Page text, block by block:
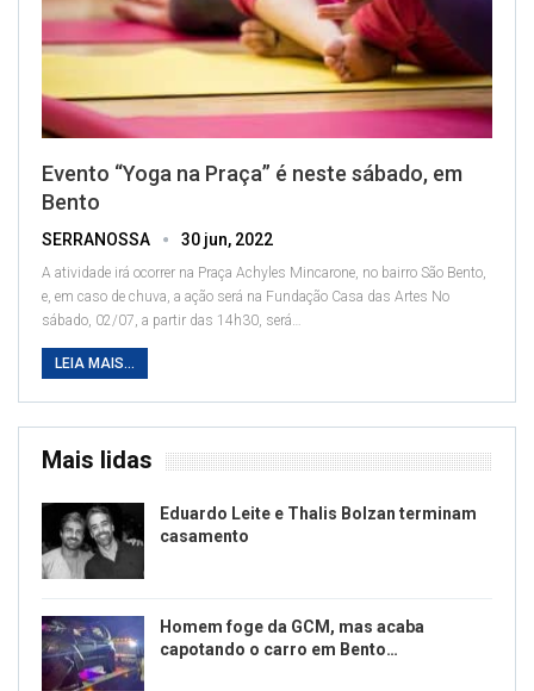
Evento “Yoga na Praça” é neste sábado, em
Bento
SERRANOSSA 30 jun, 2022
A atividade irá ocorrer na Praça Achyles Mincarone, no bairro São Bento,
e, em caso de chuva, a ação será na Fundação Casa das Artes No
sábado, 02/07, a partir das 14h30, será…
LEIA MAIS...
Mais lidas
Eduardo Leite e Thalis Bolzan terminam
casamento
Homem foge da GCM, mas acaba
capotando o carro em Bento…